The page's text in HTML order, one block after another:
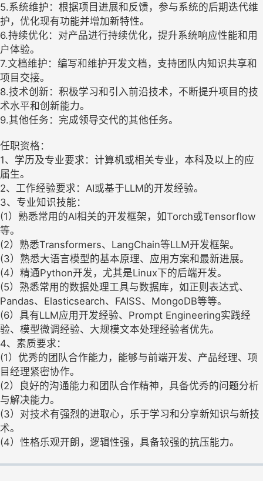
5.系统维护：根据项目进展和反馈，参与系统的后期迭代维
护，优化现有功能并增加新特性。
6.持续优化：对产品进行持续优化，提升系统响应性能和用
户体验。
7.文档维护：编写和维护开发文档，支持团队内知识共享和
项目交接。
8.技术创新：积极学习和引入前沿技术，不断提升项目的技
术水平和创新能力。
9.其他任务：完成领导交代的其他任务。
任职资格：
1、学历及专业要求：计算机或相关专业，本科及以上的应
届生。
2、工作经验要求：AI或基于LLM的开发经验。
3、专业知识技能：
(1）熟悉常用的AI相关的开发框架，如Torch或Tensorflow
等。
(2）熟悉Transformers、LangChain等LLM开发框架。
(3）熟悉大语言模型的基本原理、应用方案和最新进展。
(4）精通Python开发，尤其是Linux下的后端开发。
(5）熟悉常用的数据处理工具与数据库，如正则表达式、
Pandas、Elasticsearch、FAISS、MongoDB等等。
(6）具有LLM应用开发经验、Prompt Engineering实践经
验、模型微调经验、大规模文本处理经验者优先。
4、素质要求：
(1）优秀的团队合作能力，能够与前端开发、产品经理、项
目经理紧密协作。
(2）良好的沟通能力和团队合作精神，具备优秀的问题分析
与解决能力。
(3）对技术有强烈的进取心，乐于学习和分享新知识与新技
术。
(4）性格乐观开朗，逻辑性强，具备较强的抗压能力。